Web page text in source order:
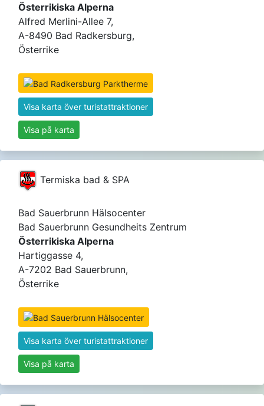
Österrikiska Alperna
Alfred Merlini-Allee 7,
A-8490 Bad Radkersburg,
Österrike
Visa karta över turistattraktioner
Visa på karta
Termiska bad & SPA
Bad Sauerbrunn Hälsocenter
Bad Sauerbrunn Gesundheits Zentrum
Österrikiska Alperna
Hartiggasse 4,
A-7202 Bad Sauerbrunn,
Österrike
Visa karta över turistattraktioner
Visa på karta